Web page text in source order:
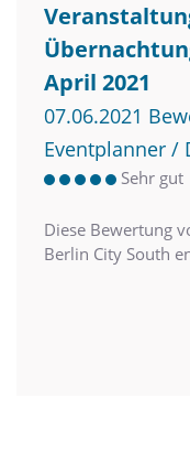
April 2021
07.06.2021
Eventplanner /
Sehr gut
Diese Bewertung
Berlin City South